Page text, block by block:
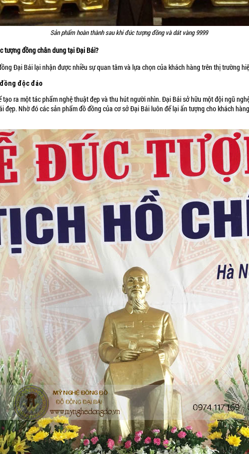
Sản phẩm hoàn thành sau khi đúc tượng đồng và dát vàng 9999
tượng đồng chân dung tại Đại Bái?
Đại Bái lại nhận được nhiều sự quan tâm và lựa chọn của khách hàng trên thị trường
độc đáo
tạo ra một tác phẩm nghệ thuật đẹp và thu hút người nhìn. Đại Bái sở hữu một đội ngũ
đẹp. Nhờ đó các sản phẩm đồ đồng của cơ sở Đại Bái luôn để lại ấn tượng cho khách